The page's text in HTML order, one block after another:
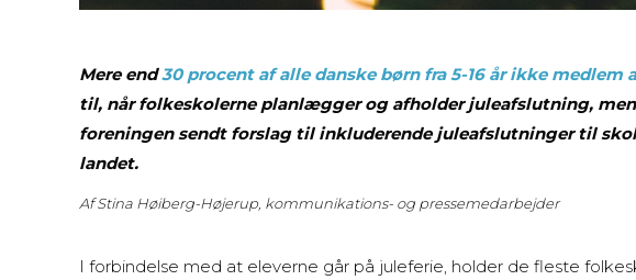
Mere end30 procent af alle danske børn fra 5-16 år ikke medlem
til, når folkeskolerne planlægger og afholder juleafslutning,
foreningen sendt forslag til inkluderende juleafslutninger til
landet.
Af Stina Høiberg-Højerup, kommunikations- og pressemedarbejder
I forbindelse med at eleverne går på juleferie, holder de fleste